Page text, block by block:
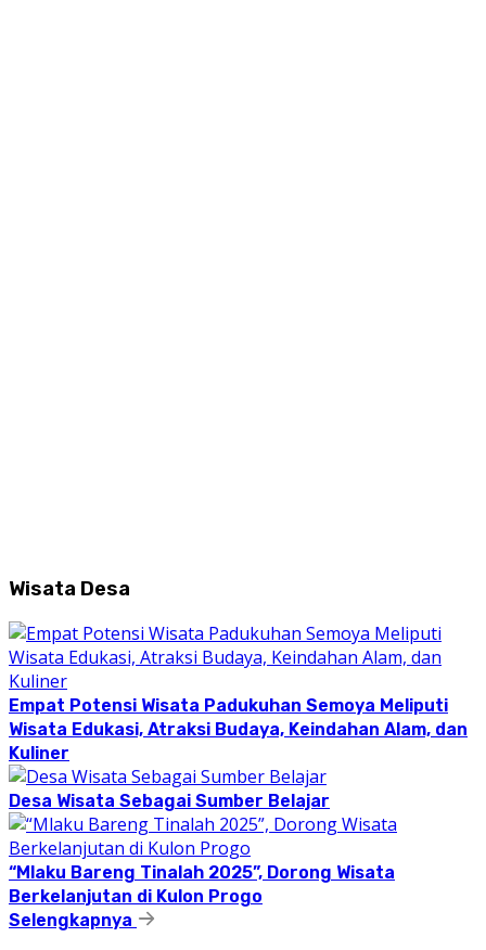
Wisata Desa
Empat Potensi Wisata Padukuhan Semoya Meliputi
Wisata Edukasi, Atraksi Budaya, Keindahan Alam, dan
Kuliner
Desa Wisata Sebagai Sumber Belajar
“Mlaku Bareng Tinalah 2025”, Dorong Wisata
Berkelanjutan di Kulon Progo
Selengkapnya